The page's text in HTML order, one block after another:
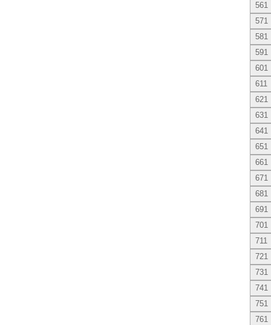
561
571
581
591
601
611
621
631
641
651
661
671
681
691
701
711
721
731
741
751
761